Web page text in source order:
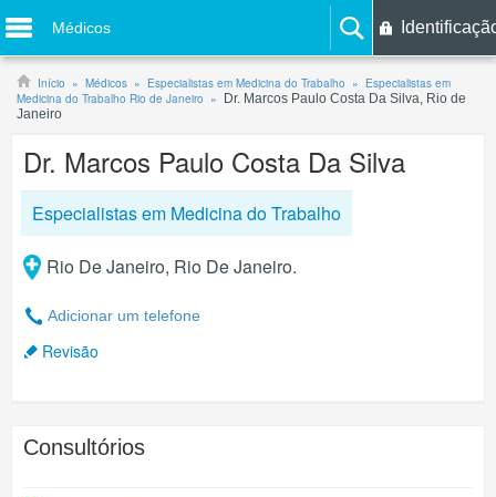
Médicos
Início Médicos Especialistas em Medicina do Trabalho
Especialistas em
Medicina do Trabalho Rio de Janeiro
Dr. Marcos Paulo Costa Da Silva, Rio de
Janeiro
Dr. Marcos Paulo Costa Da Silva
Especialistas em Medicina do Trabalho
Rio De Janeiro, Rio De Janeiro.
Adicionar um telefone
Revisão
Consultórios